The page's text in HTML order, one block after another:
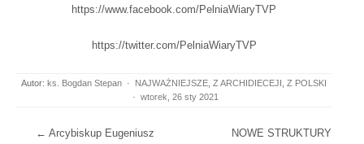
https://www.facebook.com/PelniaWiaryTVP
https://twitter.com/PelniaWiaryTVP
Autor: ks. Bogdan Stepan · NAJWAŻNIEJSZE Z ARCHIDIECEJI Z POLSKI
· wtorek, 26 sty 2021
Post navigation
← Arcybiskup Eugeniusz
NOWE STRUKTURY